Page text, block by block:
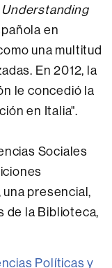
Understanding
en
una multitud
En 2012, la
le concedió la
en Italia".
Sociales
presencial,
de la Biblioteca,
Políticas y